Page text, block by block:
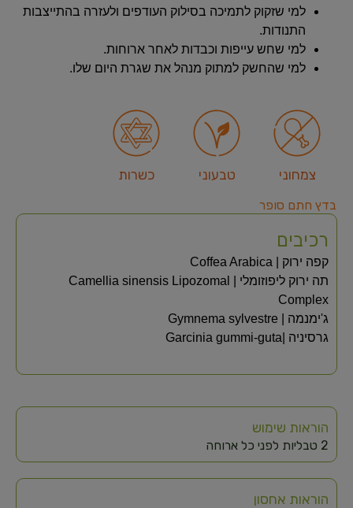
למי שזקוק לתמיכה בסילוק העודפים ולעזרה בהתייצבות
התנודות.
למי שחש עייפות וכבדות לאחר ארוחות.
למי שהחשק למתוק מנהל את שגרת היום שלו.
צמחוני טבעוני כשרות
בדץ חתם סופר
רכיבים
קפה ירוק | Coffea Arabica
תה ירוק ליפוזומלי | Camellia sinensis Lipozomal
Complex
ג'ימנמה | Gymnema sylvestre
גרסיניה |Garcinia gummi-guta
הוראות שימוש
2 טבליות לפני כל ארוחה
הוראות אחסון